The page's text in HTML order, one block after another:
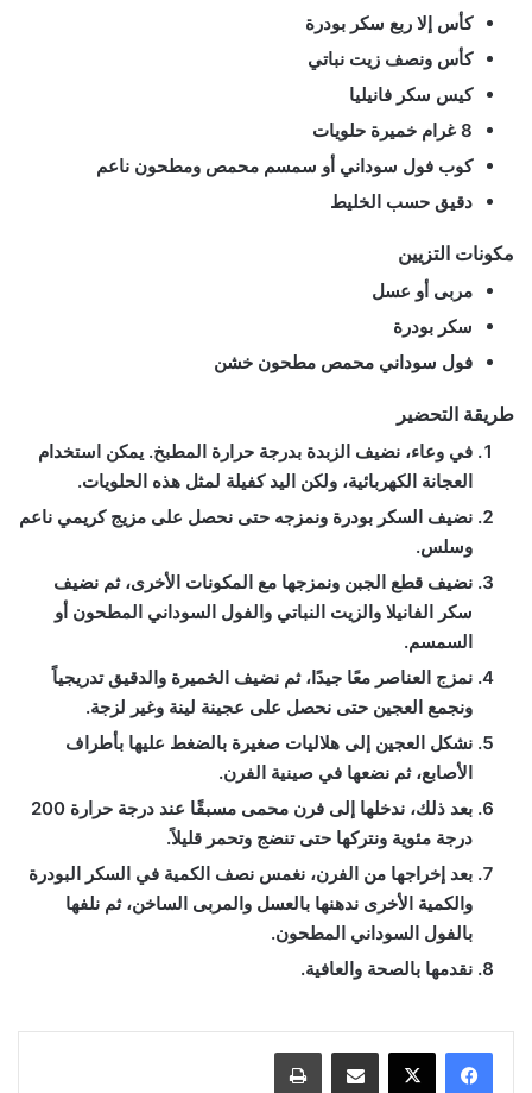
كأس إلا ربع سكر بودرة
كأس ونصف زيت نباتي
كيس سكر فانيليا
8 غرام خميرة حلويات
كوب فول سوداني أو سمسم محمص ومطحون ناعم
دقيق حسب الخليط
مكونات التزيين
مربى أو عسل
سكر بودرة
فول سوداني محمص مطحون خشن
طريقة التحضير
في وعاء، نضيف الزبدة بدرجة حرارة المطبخ. يمكن استخدام
العجانة الكهربائية، ولكن اليد كفيلة لمثل هذه الحلويات.
نضيف السكر بودرة ونمزجه حتى نحصل على مزيج كريمي ناعم
وسلس.
نضيف قطع الجبن ونمزجها مع المكونات الأخرى، ثم نضيف
سكر الفانيلا والزيت النباتي والفول السوداني المطحون أو
السمسم.
نمزج العناصر معًا جيدًا، ثم نضيف الخميرة والدقيق تدريجياً
ونجمع العجين حتى نحصل على عجينة لينة وغير لزجة.
نشكل العجين إلى هلاليات صغيرة بالضغط عليها بأطراف
الأصابع، ثم نضعها في صينية الفرن.
بعد ذلك، ندخلها إلى فرن محمى مسبقًا عند درجة حرارة 200
درجة مئوية ونتركها حتى تنضج وتحمر قليلاً.
بعد إخراجها من الفرن، نغمس نصف الكمية في السكر البودرة
والكمية الأخرى ندهنها بالعسل والمربى الساخن، ثم نلفها
بالفول السوداني المطحون.
نقدمها بالصحة والعافية.
مشاركة عبر البريد طباعة